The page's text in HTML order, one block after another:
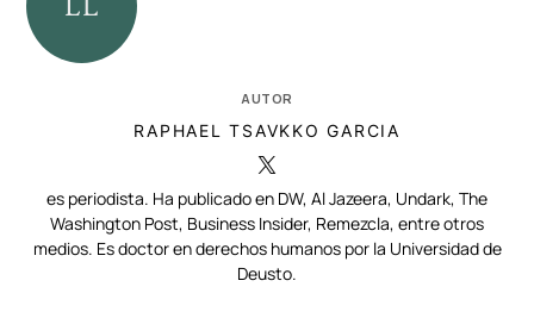
AUTOR
RAPHAEL TSAVKKO GARCIA
es periodista. Ha publicado en DW, Al Jazeera, Undark, The
Washington Post, Business Insider, Remezcla, entre otros
medios. Es doctor en derechos humanos por la Universidad de
Deusto.